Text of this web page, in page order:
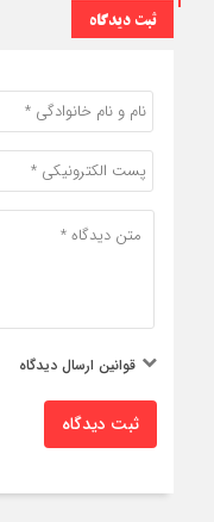
ثبت دیدگاه
قوانین ارسال دیدگاه
ثبت دیدگاه